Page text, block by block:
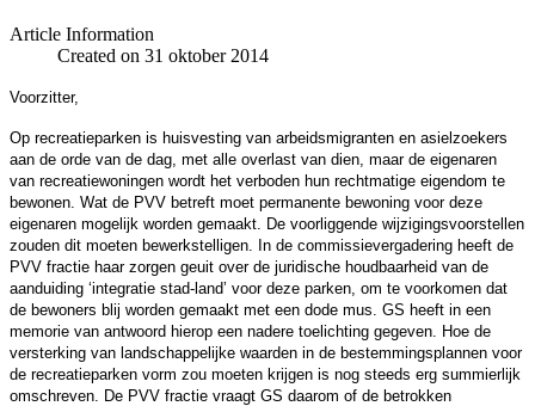
Article Information
Created on 31 oktober 2014
Voorzitter,
Op recreatieparken is huisvesting van arbeidsmigranten en asielzoekers
aan de orde van de dag, met alle overlast van dien, maar de eigenaren
van recreatiewoningen wordt het verboden hun rechtmatige eigendom te
bewonen. Wat de PVV betreft moet permanente bewoning voor deze
eigenaren mogelijk worden gemaakt. De voorliggende wijzigingsvoorstellen
zouden dit moeten bewerkstelligen. In de commissievergadering heeft de
PVV fractie haar zorgen geuit over de juridische houdbaarheid van de
aanduiding ‘integratie stad-land’ voor deze parken, om te voorkomen dat
de bewoners blij worden gemaakt met een dode mus. GS heeft in een
memorie van antwoord hierop een nadere toelichting gegeven. Hoe de
versterking van landschappelijke waarden in de bestemmingsplannen voor
de recreatieparken vorm zou moeten krijgen is nog steeds erg summierlijk
omschreven. De PVV fractie vraagt GS daarom of de betrokken